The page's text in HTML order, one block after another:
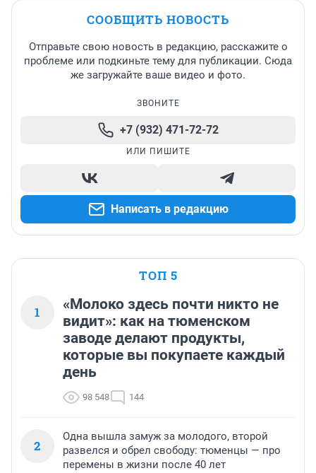
СООБЩИТЬ НОВОСТЬ
Отправьте свою новость в редакцию, расскажите о
проблеме или подкиньте тему для публикации. Сюда
же загружайте ваше видео и фото.
ЗВОНИТЕ
+7 (932) 471-72-72
ИЛИ ПИШИТЕ
Написать в редакцию
ТОП 5
1
«Молоко здесь почти никто не
видит»: как на тюменском
заводе делают продукты,
которые вы покупаете каждый
день
98 548 144
2
Одна вышла замуж за молодого, второй
развелся и обрел свободу: тюменцы — про
перемены в жизни после 40 лет